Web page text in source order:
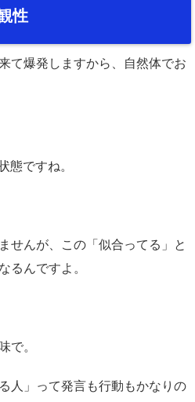
性
て爆発しますから、自然体でお
態ですね。
せんが、この「似合ってる」と
るんですよ。
で。
人」って発言も行動もかなりの